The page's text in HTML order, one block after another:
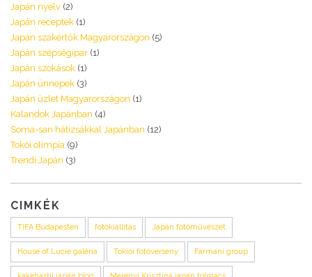
Japán nyelv (2)
Japán receptek (1)
Japán szakértők Magyarországon (5)
Japán szépségipar (1)
Japán szokások (1)
Japán ünnepek (3)
Japán üzlet Magyarországon (1)
Kalandok Japánban (4)
Soma-san hátizsákkal Japánban (12)
Tokói olimpia (9)
Trendi Japán (3)
CIMKÉK
TIFA Budapesten fotókiállítás Japán fotóművészet
House of Lucie galéria Tokiói fotóverseny Farmani group